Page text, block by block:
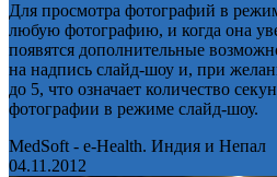
Для просмотра фотографий в
любую фотографию, и когда она
появятся дополнительные
на надпись слайд-шоу и, при
до 5, что означает количество
фотографии в режиме слайд-шоу.
MedSoft - e-Health. Индия и Непал
04.11.2012